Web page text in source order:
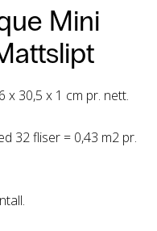
Mini
x 30,5 x 1 cm pr. nett.
32 fliser =0,43 m2 pr.